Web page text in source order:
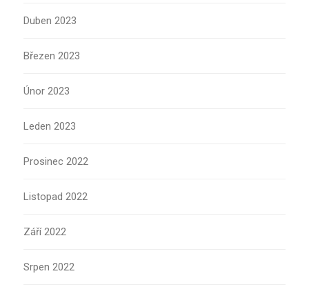
Duben 2023
Březen 2023
Únor 2023
Leden 2023
Prosinec 2022
Listopad 2022
Září 2022
Srpen 2022